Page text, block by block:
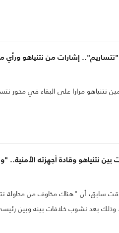
إشارات من نتنياهو ورأي
نتنياهو مرارا على البقاء في محور
بين نتنياهو وقادة أجهزته الأمنية..
سابق، أن "هناك مخاوف من محاولة
وذلك بعد نشوب خلافات بينه وبين
بشأن بعض بنود مقترح الصفقة".